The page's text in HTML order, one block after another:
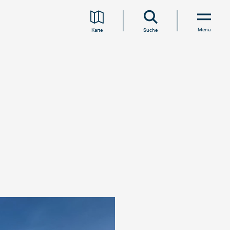
Karte Suche Menü